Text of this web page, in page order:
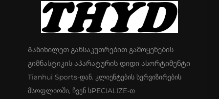
Განიხილეთ განსაკუთრებით გამოყენების
გიმნასტიკის აპარატურის დიდი ასორტიმენტი
Tianhui Sports-დან. კლიენტების სერვიზირების
მსოფლიოში, ჩვენ სPECIALIZE-თ